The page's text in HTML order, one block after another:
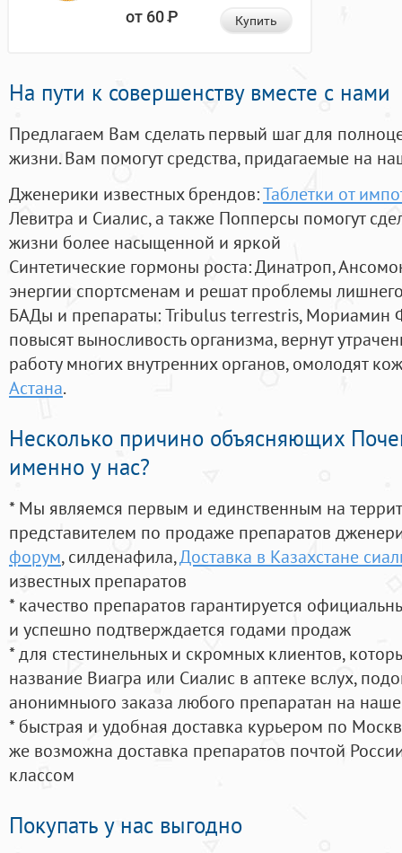
от 60Р Купить
На пути к совершенству вместе с нами
Предлагаем Вам сделать первый шаг для
жизни. Вам помогут средства, придагаемые на
Дженерики известных брендов:Таблетки от
Левитра и Сиалис, а также Попперсы помогут
жизни более насыщенной и яркой
Синтетические гормоны роста: Динатроп,
энергии спортсменам и решат проблемы
БАДы и препараты:Tribulus terrestris, Мориамин
повысят выносливость организма, вернут
работу многих внутренних органов, омолодят
Астана.
Несколько причино объясняющих
именно у нас?
* Мы являемся первым и единственным на
представителем по продаже препаратов
форум, силденафила,Доставка в Казахстане
известных препаратов
* качество препаратов гарантируется
и успешно подтверждается годами продаж
* для стестинельных и скромных клиентов,
название Виагра или Сиалис в аптеке вслух,
анонимныого заказа любого препаратан на
* быстрая и удобная доставка курьером по
же возможна доставка препаратов почтой
классом
Покупать у нас выгодно